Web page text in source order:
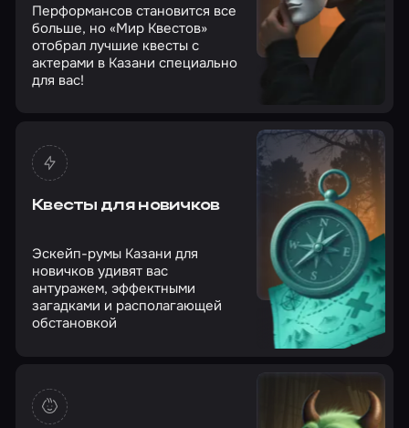
Перформансов становится все
больше, но «Мир Квестов»
отобрал лучшие квесты с
актерами в Казани специально
для вас!
Квесты для новичков
Эскейп-румы Казани для
новичков удивят вас
антуражем, эффектными
загадками и располагающей
обстановкой